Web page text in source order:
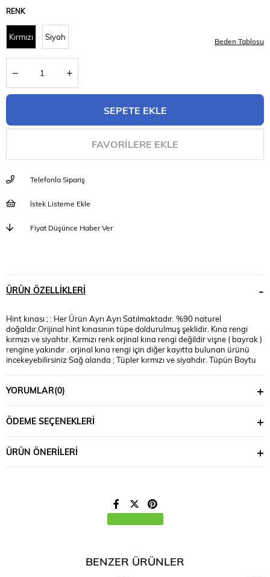
RENK
Kırmızı Siyah Beden Tablosu
FAVORILERE EKLE
Telefonla Sipariş
İstek Listeme Ekle
Fiyat Düşünce Haber Ver
ÜRÜN ÖZELLIKLERI
Hint kınası ; : Her Ürün Ayrı Ayrı Satılmaktadır. %90 naturel
doğaldır.Orijinal hint kınasının tüpe doldurulmuş şeklidir. Kına rengi
kırmızı ve siyahtır. Kırmızı renk orjinal kına rengi değildir vişne ( bayrak )
rengine yakındır . orjinal kına rengi için diğer kayıtta bulunan ürünü
incekeyebilirsiniz Sağ alanda ; Tüpler kırmızı ve siyahdır. Tüpün Boytu
Alışverişe devam et
YORUMLAR(0)
ÖDEME SEÇENEKLERI
ÜRÜN ÖNERILERI
BENZER ÜRÜNLER